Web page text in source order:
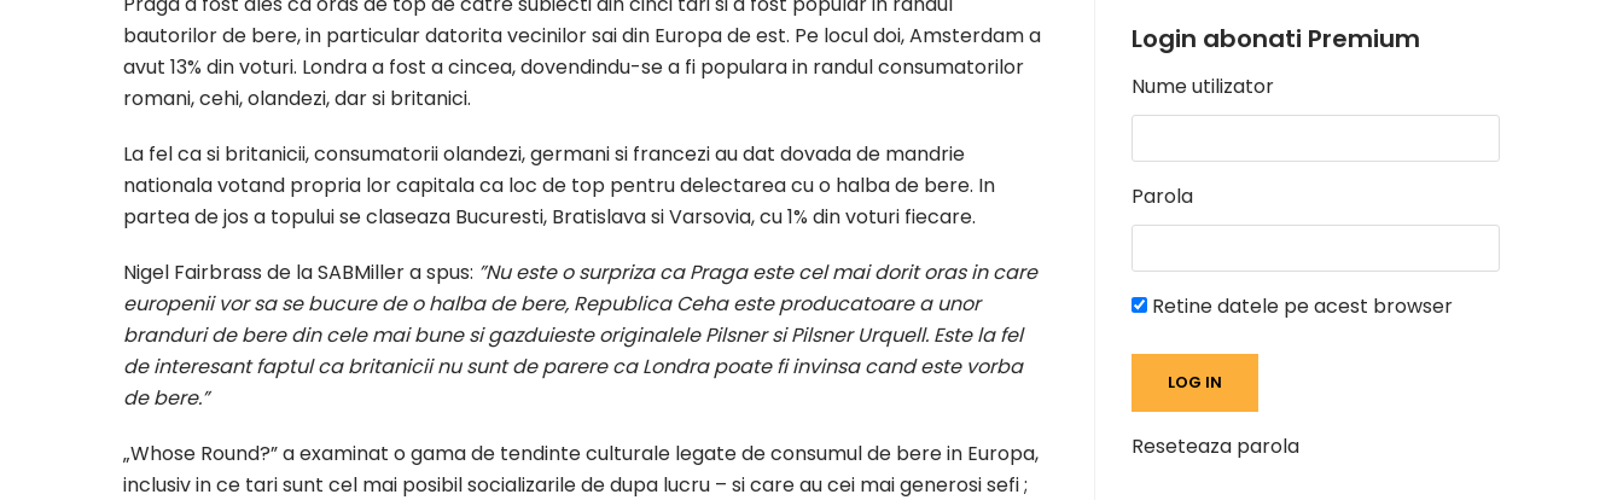
bautorilor de bere, in particular datorita vecinilor sai din Europa de est. Pe locul doi, Amsterdam a
avut 13% din voturi. Londra a fost a cincea, dovendindu-se a fi populara in randul consumatorilor
romani, cehi, olandezi, dar si britanici.
La fel ca si britanicii, consumatorii olandezi, germani si francezi au dat dovada de mandrie
nationala votand propria lor capitala ca loc de top pentru delectarea cu o halba de bere. In
partea de jos a topului se claseaza Bucuresti, Bratislava si Varsovia, cu 1% din voturi fiecare.
Nigel Fairbrass de la SABMiller a spus: ”Nu este o surpriza ca Praga este cel mai dorit oras in care
europenii vor sa se bucure de o halba de bere, Republica Ceha este producatoare a unor
branduri de bere din cele mai bune si gazduieste originalele Pilsner si Pilsner Urquell. Este la fel
de interesant faptul ca britanicii nu sunt de parere ca Londra poate fi invinsa cand este vorba
de bere.”
„Whose Round?” a examinat o gama de tendinte culturale legate de consumul de bere in Europa,
inclusiv in ce tari sunt cel mai posibil socializarile de dupa lucru – si care au cei mai generosi sefi ;
Login abonati Premium
Nume utilizator
Parola
Retine datele pe acest browser
Reseteaza parola